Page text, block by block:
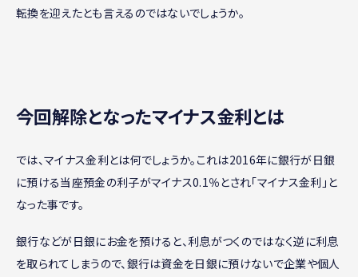
転換を迎えたとも言えるのではないでしょうか。
今回解除となったマイナス金利とは
では、マイナス金利とは何でしょうか。これは2016年に銀行が日銀
に預ける当座預金の利子がマイナス0.1％とされ「マイナス金利」と
なった事です。
銀行などが日銀にお金を預けると、利息がつくのではなく逆に利息
を取られてしまうので、銀行は資金を日銀に預けないで企業や個人